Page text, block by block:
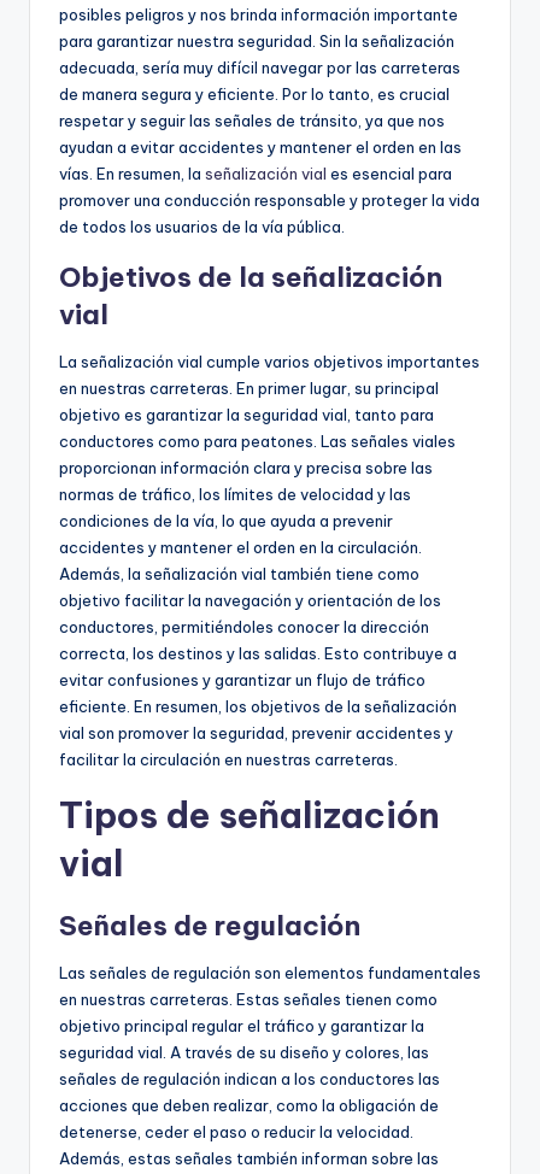
posibles peligros y nos brinda información importante
para garantizar nuestra seguridad. Sin la señalización
adecuada, sería muy difícil navegar por las carreteras
de manera segura y eficiente. Por lo tanto, es crucial
respetar y seguir las señales de tránsito, ya que nos
ayudan a evitar accidentes y mantener el orden en las
vías. En resumen, la señalización vial es esencial para
promover una conducción responsable y proteger la vida
de todos los usuarios de la vía pública.
Objetivos de la señalización
vial
La señalización vial cumple varios objetivos importantes
en nuestras carreteras. En primer lugar, su principal
objetivo es garantizar la seguridad vial, tanto para
conductores como para peatones. Las señales viales
proporcionan información clara y precisa sobre las
normas de tráfico, los límites de velocidad y las
condiciones de la vía, lo que ayuda a prevenir
accidentes y mantener el orden en la circulación.
Además, la señalización vial también tiene como
objetivo facilitar la navegación y orientación de los
conductores, permitiéndoles conocer la dirección
correcta, los destinos y las salidas. Esto contribuye a
evitar confusiones y garantizar un flujo de tráfico
eficiente. En resumen, los objetivos de la señalización
vial son promover la seguridad, prevenir accidentes y
facilitar la circulación en nuestras carreteras.
Tipos de señalización
vial
Señales de regulación
Las señales de regulación son elementos fundamentales
en nuestras carreteras. Estas señales tienen como
objetivo principal regular el tráfico y garantizar la
seguridad vial. A través de su diseño y colores, las
señales de regulación indican a los conductores las
acciones que deben realizar, como la obligación de
detenerse, ceder el paso o reducir la velocidad.
Además, estas señales también informan sobre las